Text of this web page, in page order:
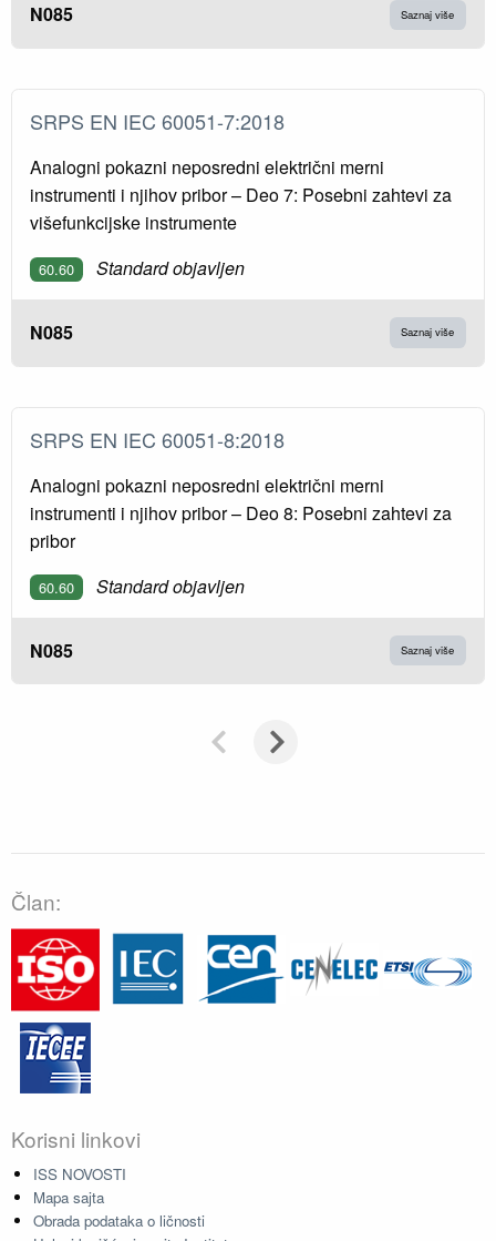
N085 Saznaj više
SRPS EN IEC 60051-7:2018
Analogni pokazni neposredni električni merni
instrumenti i njihov pribor – Deo 7: Posebni zahtevi za
višefunkcijske instrumente
60.60 Standard objavljen
N085 Saznaj više
SRPS EN IEC 60051-8:2018
Analogni pokazni neposredni električni merni
instrumenti i njihov pribor – Deo 8: Posebni zahtevi za
pribor
60.60 Standard objavljen
N085 Saznaj više
Član:
Korisni linkovi
ISS NOVOSTI
Mapa sajta
Obrada podataka o ličnosti